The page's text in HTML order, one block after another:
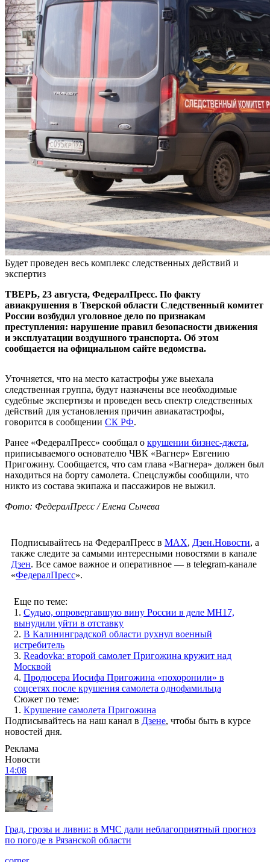
Будет проведен весь комплекс следственных действий и
экспертиз
ТВЕРЬ, 23 августа, ФедералПресс. По факту
авиакрушения в Тверской области Следственный комитет
России возбудил уголовное дело по признакам
преступления: нарушение правил безопасности движения
и эксплуатации воздушного транспорта. Об этом
сообщается на официальном сайте ведомства.
Уточняется, что на место катастрофы уже выехала
следственная группа, будут назначены все необходимые
судебные экспертизы и проведен весь спектр следственных
действий для установления причин авиакатастрофы,
говорится в сообщении СК РФ.
Ранее «ФедералПресс» сообщал о крушении бизнес-джета,
приписываемого основателю ЧВК «Вагнер» Евгению
Пригожину. Сообщается, что сам глава «Вагнера» должен был
находиться на борту самолета. Спецслужбы сообщили, что
никто из состава экипажа и пассажиров не выжил.
Фото: ФедералПресс / Елена Сычева
Подписывайтесь на ФедералПресс в МАХ, Дзен.Новости, а
также следите за самыми интересными новостями в канале
Дзен. Все самое важное и оперативное — в telegram-канале
«ФедералПресс».
Еще по теме:
1. Судью, опровергавшую вину России в деле MH17,
вынудили уйти в отставку
2. В Калининградской области рухнул военный
истребитель
3. Readovka: второй самолет Пригожина кружит над
Москвой
4. Продюсера Иосифа Пригожина «похоронили» в
соцсетях после крушения самолета однофамильца
Сюжет по теме:
1. Крушение самолета Пригожина
Подписывайтесь на наш канал в Дзене, чтобы быть в курсе
новостей дня.
Реклама
Новости
14:08
Град, грозы и ливни: в МЧС дали неблагоприятный прогноз
по погоде в Рязанской области